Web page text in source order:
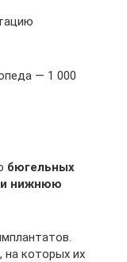
— 1 000
бюгельных
нижнюю
на которых их